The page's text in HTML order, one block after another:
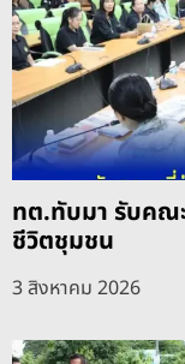
ทต.ทับมา รับค
ชีวิตชุมชน
3 สิงหาคม 2026